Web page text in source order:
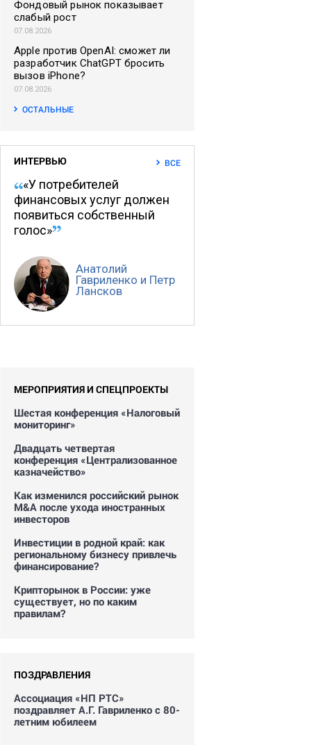
Фондовый рынок показывает
слабый рост
07.08.2026
Apple против OpenAI: сможет ли
разработчик ChatGPT бросить
вызов iPhone?
07.08.2026
ОСТАЛЬНЫЕ
ИНТЕРВЬЮ ВСЕ
«У потребителей
финансовых услуг должен
появиться собственный
голос»
Анатолий
Гавриленко и Петр
Лансков
МЕРОПРИЯТИЯ И СПЕЦПРОЕКТЫ
Шестая конференция «Налоговый
мониторинг»
Двадцать четвертая
конференция «Централизованное
казначейство»
Как изменился российский рынок
M&A после ухода иностранных
инвесторов
Инвестиции в родной край: как
региональному бизнесу привлечь
финансирование?
Крипторынок в России: уже
существует, но по каким
правилам?
ПОЗДРАВЛЕНИЯ
Ассоциация «НП РТС»
поздравляет А.Г. Гавриленко с 80-
летним юбилеем